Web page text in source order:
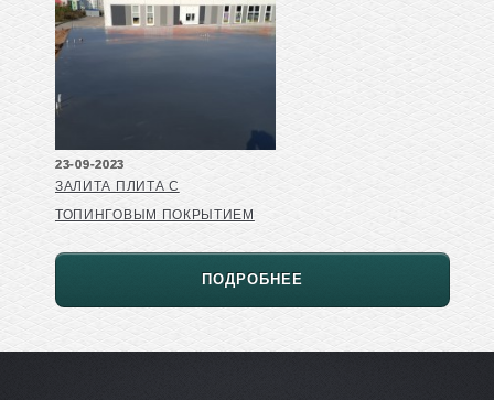
23-09-2023
ЗАЛИТА ПЛИТА С
ТОПИНГОВЫМ ПОКРЫТИЕМ
ПОДРОБНЕЕ